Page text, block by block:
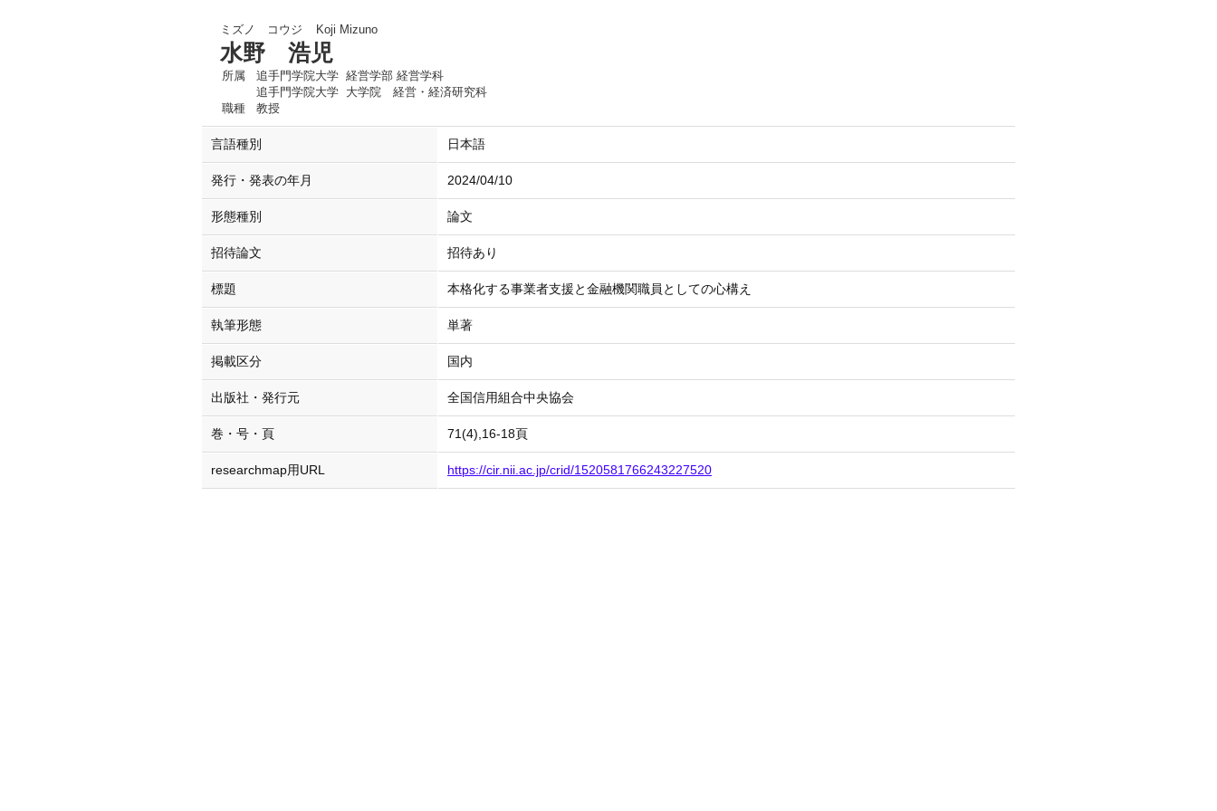
ミズノ コウジ Koji Mizuno
水野 浩児
所属
追手門学院大学 経営学部 経営学科
追手門学院大学 大学院 経営・経済研究科
職種
教授
言語種別 日本語
発行・発表の年月 2024/04/10
形態種別 論文
招待論文 招待あり
標題 本格化する事業者支援と金融機関職員としての心構え
執筆形態 単著
掲載区分 国内
出版社・発行元 全国信用組合中央協会
巻・号・頁 71(4),16-18頁
researchmap用URL https://cir.nii.ac.jp/crid/1520581766243227520